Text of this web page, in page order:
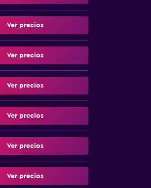
Ver precios
Ver precios
Ver precios
Ver precios
Ver precios
Ver precios